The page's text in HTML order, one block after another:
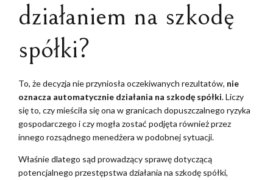
działaniem na szkodę
spółki?
To, że decyzja nie przyniosła oczekiwanych rezultatów, nie
oznacza automatycznie działania na szkodę spółki. Liczy
się to, czy mieściła się ona w granicach dopuszczalnego ryzyka
gospodarczego i czy mogła zostać podjęta również przez
innego rozsądnego menedżera w podobnej sytuacji.
Właśnie dlatego sąd prowadzący sprawę dotyczącą
potencjalnego przestępstwa działania na szkodę spółki,